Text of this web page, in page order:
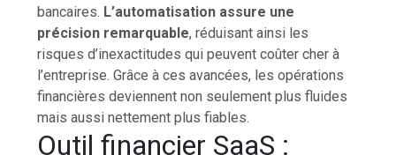
bancaires. L’automatisation assure une
précision remarquable, réduisant ainsi les
risques d’inexactitudes qui peuvent coûter cher à
l’entreprise. Grâce à ces avancées, les opérations
financières deviennent non seulement plus fluides
mais aussi nettement plus fiables.
Outil financier SaaS :